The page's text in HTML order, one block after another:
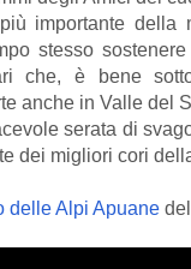
importante della
stesso
che, è bene
anche in Valle del
serata di
dei migliori cori
delle Alpi Apuane